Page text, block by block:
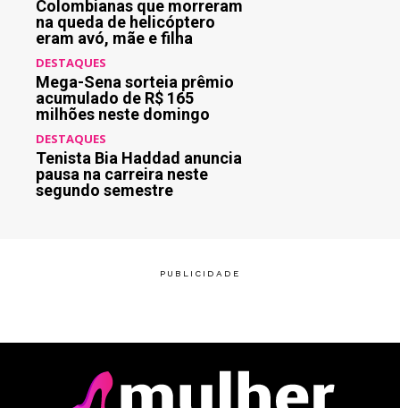
Colombianas que morreram
na queda de helicóptero
eram avó, mãe e filha
DESTAQUES
Mega-Sena sorteia prêmio
acumulado de R$ 165
milhões neste domingo
DESTAQUES
Tenista Bia Haddad anuncia
pausa na carreira neste
segundo semestre